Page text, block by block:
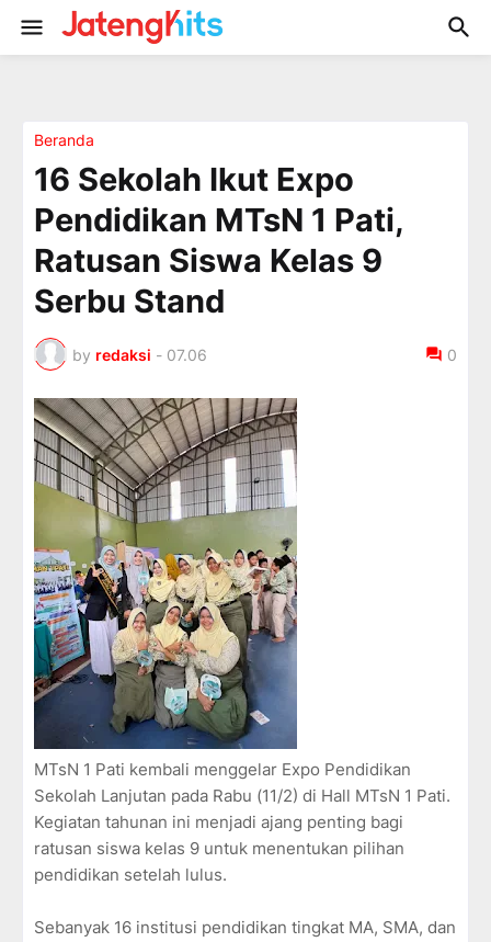
Beranda
16 Sekolah Ikut Expo
Pendidikan MTsN 1 Pati,
Ratusan Siswa Kelas 9
Serbu Stand
by redaksi - 07.06 0
MTsN 1 Pati kembali menggelar Expo Pendidikan
Sekolah Lanjutan pada Rabu (11/2) di Hall MTsN 1 Pati.
Kegiatan tahunan ini menjadi ajang penting bagi
ratusan siswa kelas 9 untuk menentukan pilihan
pendidikan setelah lulus.
Sebanyak 16 institusi pendidikan tingkat MA, SMA, dan